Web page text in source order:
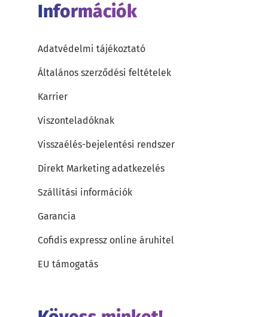
Információk
Adatvédelmi tájékoztató
Általános szerződési feltételek
Karrier
Viszonteladóknak
Visszaélés-bejelentési rendszer
Direkt Marketing adatkezelés
Szállítási információk
Garancia
Cofidis expressz online áruhitel
EU támogatás